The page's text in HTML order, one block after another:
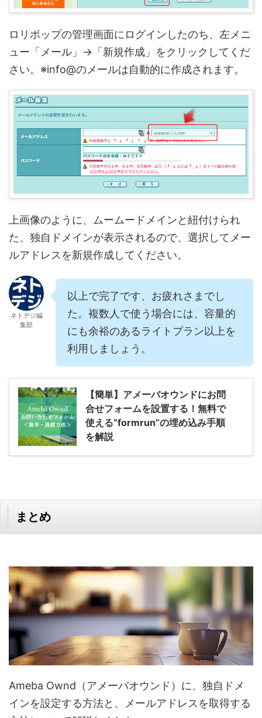
ロリポップの管理画面にログインしたのち、左メニ
ュー「メール」→「新規作成」をクリックしてくだ
さい。※info@のメールは自動的に作成されます。
上画像のように、ムームードメインと紐付けられ
た、独自ドメインが表示されるので、選択してメー
ルアドレスを新規作成してください。
ネトデジ編
集部
以上で完了です、お疲れさまでし
た。複数人で使う場合には、容量的
にも余裕のあるライトプラン以上を
利用しましょう。
【簡単】アメーバオウンドにお問
合せフォームを設置する！無料で
使える”formrun”の埋め込み手順
を解説
まとめ
Ameba Ownd（アメーバオウンド）に、独自ドメ
インを設定する方法と、メールアドレスを取得する